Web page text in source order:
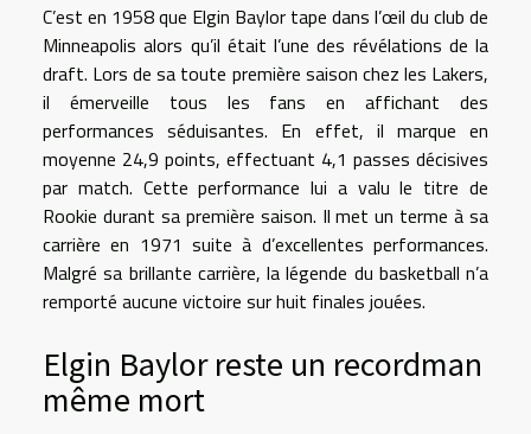
C’est en 1958 que Elgin Baylor tape dans l’œil du club de
Minneapolis alors qu’il était l’une des révélations de la
draft. Lors de sa toute première saison chez les Lakers,
il émerveille tous les fans en affichant des
performances séduisantes. En effet, il marque en
moyenne 24,9 points, effectuant 4,1 passes décisives
par match. Cette performance lui a valu le titre de
Rookie durant sa première saison. Il met un terme à sa
carrière en 1971 suite à d’excellentes performances.
Malgré sa brillante carrière, la légende du basketball n’a
remporté aucune victoire sur huit finales jouées.
Elgin Baylor reste un recordman
même mort